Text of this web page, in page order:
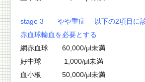
stage 3 やや重症 以下の2項目に該
赤血球輸血を必要とする
網赤血球 60,000/μl未満
好中球 1,000/μl未満
血小板 50,000/μl未満